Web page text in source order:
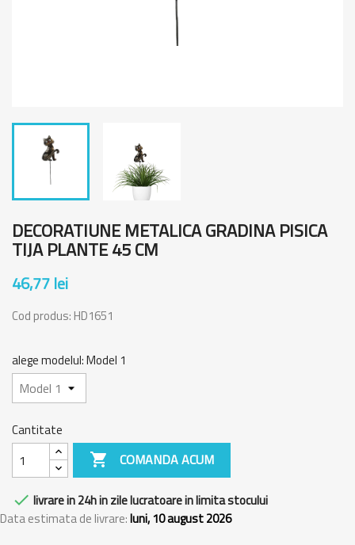
DECORATIUNE METALICA GRADINA PISICA
TIJA PLANTE 45 CM
46,77 lei
Cod produs: HD1651
alege modelul: Model 1
Cantitate
 COMANDA ACUM
 livrare in 24h in zile lucratoare in limita stocului
Data estimata de livrare:luni, 10 august 2026